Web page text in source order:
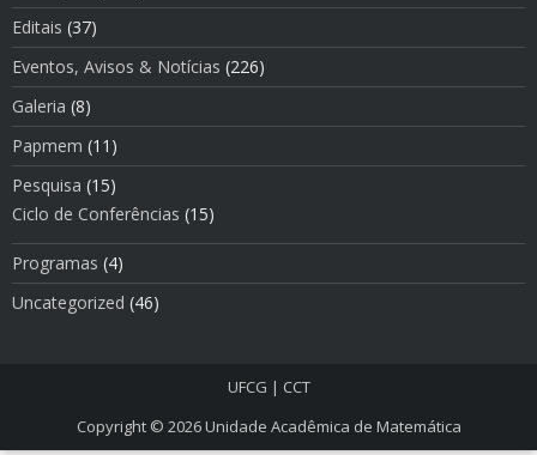
Editais (37)
Eventos, Avisos & Notí­cias (226)
Galeria (8)
Papmem (11)
Pesquisa (15)
Ciclo de Conferências (15)
Programas (4)
Uncategorized (46)
UFCG | CCT
Copyright © 2026Unidade Acadêmica de Matemática